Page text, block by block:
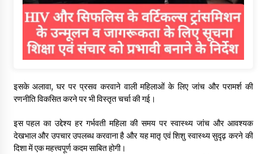
इसके अलावा, घर पर प्रसव करवाने वाली महिलाओं के लिए जांच और परामर्श की
रणनीति विकसित करने पर भी विस्तृत चर्चा की गई।
इस पहल का उद्देश्य हर गर्भवती महिला की समय पर स्वास्थ्य जांच और आवश्यक
देखभाल और उपचार उपलब्ध करवाना है और यह मातृ एवं शिशु स्वास्थ्य सुदृढ़ करने की
दिशा में एक महत्त्वपूर्ण कदम साबित होगी।